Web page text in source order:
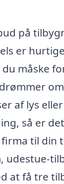
på
er
måske
af lys
så er
til din
udestue-
at få tre